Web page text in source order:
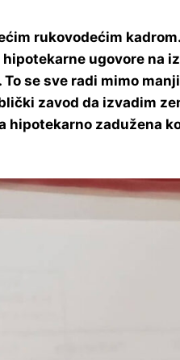
rukovodećim
ugovore na
se sve radi mimo
zavod da izvadim
zadužena